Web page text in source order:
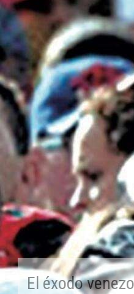
El éxodo
entre el exilio y
emigración